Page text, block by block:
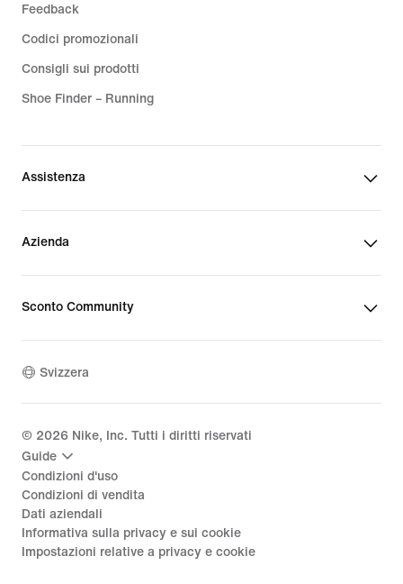
Feedback
Codici promozionali
Consigli sui prodotti
Shoe Finder – Running
Assistenza
Azienda
Sconto Community
Svizzera
© 2026 Nike, Inc. Tutti i diritti riservati
Guide
Condizioni d'uso
Condizioni di vendita
Dati aziendali
Informativa sulla privacy e sui cookie
Impostazioni relative a privacy e cookie